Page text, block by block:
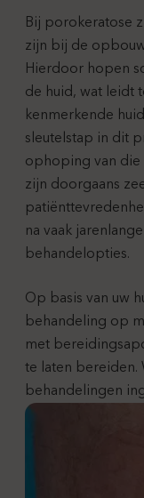
Bij porokeratose
zijn bij de
Hierdoor hopen
de huid, wat leidt
kenmerkende
sleutelstap in dit
ophoping van die
zijn doorgaans
na vaak
behandelopties.
Op basis van uw
behandeling op
met
te laten bereiden.
behandelingen